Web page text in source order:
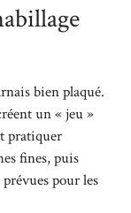
bien plaqué.
un « jeu »
pratiquer
fines, puis
pour les